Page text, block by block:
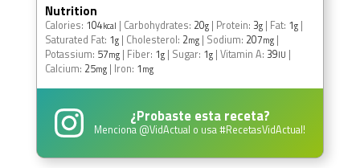
Nutrition
Calories: 104kcal | Carbohydrates: 20g| Protein: 3g| Fat: 1g|
Saturated Fat: 1g| Cholesterol: 2mg| Sodium: 207mg|
Potassium: 57mg| Fiber: 1g| Sugar: 1g| Vitamin A: 39IU |
Calcium: 25mg| Iron: 1mg
¿Probaste esta receta?
Menciona @VidActual o usa#RecetasVidActual!